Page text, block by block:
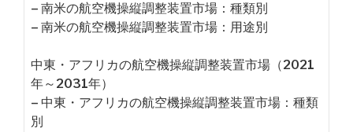
– 南米の航空機操縦調整装置市場：種類別
– 南米の航空機操縦調整装置市場：用途別
中東・アフリカの航空機操縦調整装置市場（2021
年～2031年）
– 中東・アフリカの航空機操縦調整装置市場：種類
別